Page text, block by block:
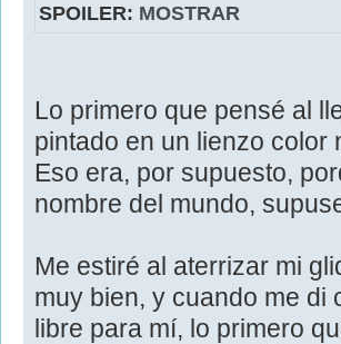
SPOILER: MOSTRAR
Lo primero que pensé al
pintado en un lienzo color
Eso era, por supuesto,
nombre del mundo,
Me estiré al aterrizar mi
muy bien, y cuando me di
libre para mí, lo primero